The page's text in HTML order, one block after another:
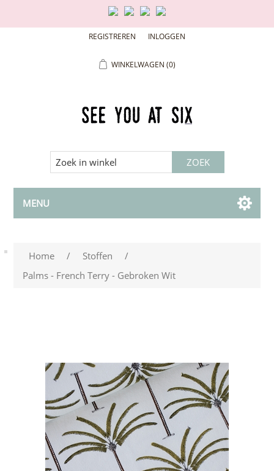
REGISTREREN INLOGGEN
WINKELWAGEN (0)
MENU
Home / Stoffen
/
Palms - French Terry - Gebroken Wit